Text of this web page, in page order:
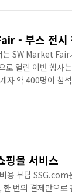
게 되었고, 넷퍼넬
- 부스 전시
SW Market Fair
열린 이번 행사
자 약 400명이 참
헬스케어, 근본
세종시에서 열리
몰 서비스
용 부담
번의 결제만으